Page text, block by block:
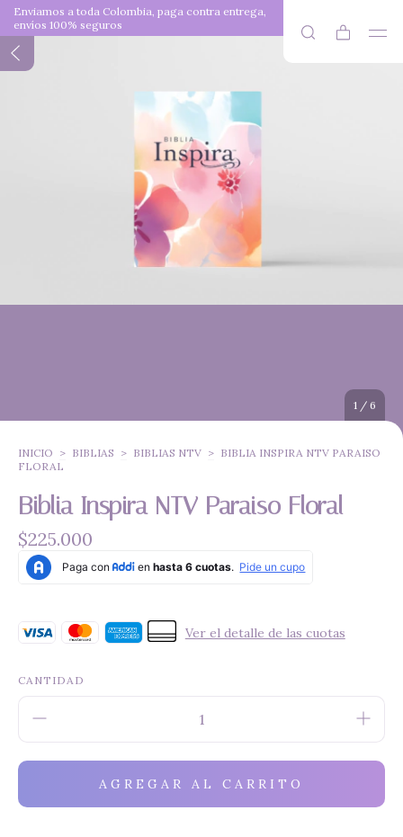
Enviamos a toda Colombia, paga contra entrega,
envíos 100% seguros
1 / 6
INICIO > BIBLIAS > BIBLIAS NTV > BIBLIA INSPIRA NTV PARAISO
FLORAL
Biblia Inspira NTV Paraiso Floral
$225.000
Ver el detalle de las cuotas
CANTIDAD